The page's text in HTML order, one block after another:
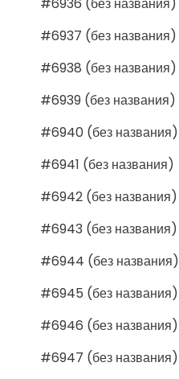
#6937 (без названия)
#6938 (без названия)
#6939 (без названия)
#6940 (без названия)
#6941 (без названия)
#6942 (без названия)
#6943 (без названия)
#6944 (без названия)
#6945 (без названия)
#6946 (без названия)
#6947 (без названия)